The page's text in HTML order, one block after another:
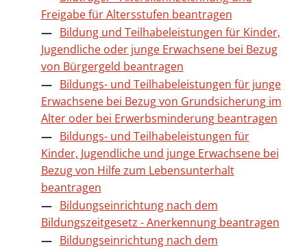
Freigabe für Altersstufen beantragen
Bildung und Teilhabeleistungen für Kinder,
Jugendliche oder junge Erwachsene bei Bezug
von Bürgergeld beantragen
Bildungs- und Teilhabeleistungen für junge
Erwachsene bei Bezug von Grundsicherung im
Alter oder bei Erwerbsminderung beantragen
Bildungs- und Teilhabeleistungen für
Kinder, Jugendliche und junge Erwachsene bei
Bezug von Hilfe zum Lebensunterhalt
beantragen
Bildungseinrichtung nach dem
Bildungszeitgesetz - Anerkennung beantragen
Bildungseinrichtung nach dem